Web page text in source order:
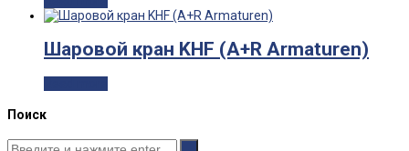
Шаровой кран KHF (A+R Armaturen)
Поиск